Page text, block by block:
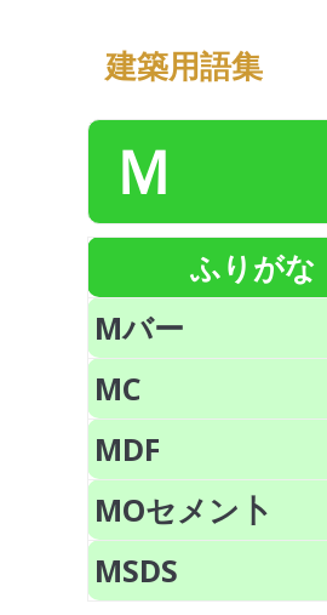
建築用語集
Ｍ
ふりがな
Mバー
MC
MDF
MOセメン卜
MSDS